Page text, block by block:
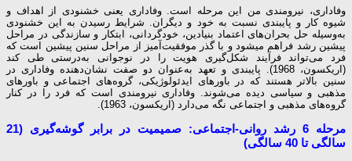
وفاداری، نیرومندی من این مرحله است. وفاداری یعنی خشنودی از اهداف و
شیوه کار و پایبندی نسبت به خود و دیگران. شرایط رسیدن به این خشنودی
به‌وسیله حل بحران‌های اعتماد بنیادین، خود­گردانی، ابتکار و سازندگی در مراحل
پیشین رشد فراهم می­شود و با گذر موفقیت‌آمیز از مراحل سنین پیشین است که
فرد می‌تواند فرآیند شکل‌گیری هویت را در نوجوانی به‌درستی طی کند
(اریکسون، 1968). پایبندی و تعهد به‌عنوان دو صفت نشان‌دهنده وفاداری در
سنین بالاتر هستند که در باورهای ایدئولوژیکی، گروه‌های اجتماعی و باورهای
مذهبی و سیاسی دیده می‌شوند. وفاداری نیرومندی است که فرد را در کنار
گروه‌های مذهبی و اجتماعی نگه می‌دارد (اریکسون، 1963).
مرحله 6 رشد روانی-اجتماعی: صمیمیت در برابر گوشه‌گیری (21
سالگی تا 40 سالگی)